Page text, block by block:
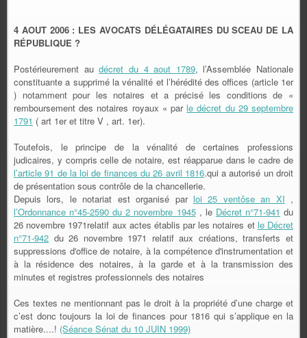
4 AOUT 2006 : LES AVOCATS DÉLÉGATAIRES DU SCEAU DE LA
RÉPUBLIQUE ?
Postérieurement audécret du 4 aout 1789, l’Assemblée Nationale
constituante a supprimé la vénalité et l’hérédité des offices (article 1er
) notamment pour les notaires et a précisé les conditions de «
remboursement des notaires royaux « parle décret du 29 septembre
1791 ( art 1er et titre V , art. 1er).
Toutefois, le principe de la vénalité de certaines professions
judicaires, y compris celle de notaire, est réapparue dans le cadre de
l’article 91 de la loi de finances du 26 avril 1816.qui a autorisé un droit
de présentation sous contrôle de la chancellerie.
Depuis lors, le notariat est organisé par loi 25 ventôse an XI ,
l’Ordonnance n°45-2590 du 2 novembre 1945, le Décret n°71-941 du
26 novembre 1971relatif aux actes établis par les notaires et le Décret
n°71-942 du 26 novembre 1971 relatif aux créations, transferts et
suppressions d'office de notaire, à la compétence d'instrumentation et
à la résidence des notaires, à la garde et à la transmission des
minutes et registres professionnels des notaires
Ces textes ne mentionnant pas le droit à la propriété d’une charge et
c’est donc toujours la loi de finances pour 1816 qui s’applique en la
matière....! (Séance Sénat du 10 JUIN 1999)